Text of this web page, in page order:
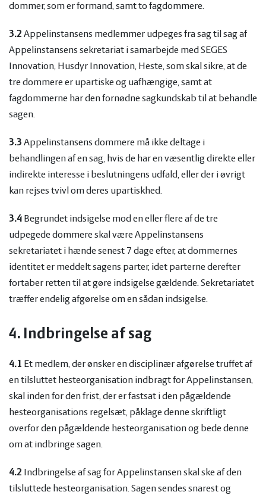
dommer, som er formand, samt to fagdommere.
3.2 Appelinstansens medlemmer udpeges fra sag til sag af
Appelinstansens sekretariat i samarbejde med SEGES
Innovation, Husdyr Innovation, Heste, som skal sikre, at de
tre dommere er upartiske og uafhængige, samt at
fagdommerne har den fornødne sagkundskab til at behandle
sagen.
3.3 Appelinstansens dommere må ikke deltage i
behandlingen af en sag, hvis de har en væsentlig direkte eller
indirekte interesse i beslutningens udfald, eller der i øvrigt
kan rejses tvivl om deres upartiskhed.
3.4 Begrundet indsigelse mod en eller flere af de tre
udpegede dommere skal være Appelinstansens
sekretariatet i hænde senest 7 dage efter, at dommernes
identitet er meddelt sagens parter, idet parterne derefter
fortaber retten til at gøre indsigelse gældende. Sekretariatet
træffer endelig afgørelse om en sådan indsigelse.
4. Indbringelse af sag
4.1 Et medlem, der ønsker en disciplinær afgørelse truffet af
en tilsluttet hesteorganisation indbragt for Appelinstansen,
skal inden for den frist, der er fastsat i den pågældende
hesteorganisations regelsæt, påklage denne skriftligt
overfor den pågældende hesteorganisation og bede denne
om at indbringe sagen.
4.2 Indbringelse af sag for Appelinstansen skal ske af den
tilsluttede hesteorganisation. Sagen sendes snarest og